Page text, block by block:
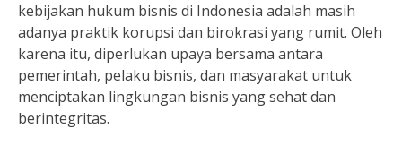
kebijakan hukum bisnis di Indonesia adalah masih
adanya praktik korupsi dan birokrasi yang rumit. Oleh
karena itu, diperlukan upaya bersama antara
pemerintah, pelaku bisnis, dan masyarakat untuk
menciptakan lingkungan bisnis yang sehat dan
berintegritas.